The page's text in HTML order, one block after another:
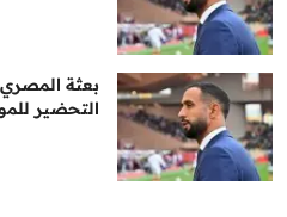
بعثة
التحضير